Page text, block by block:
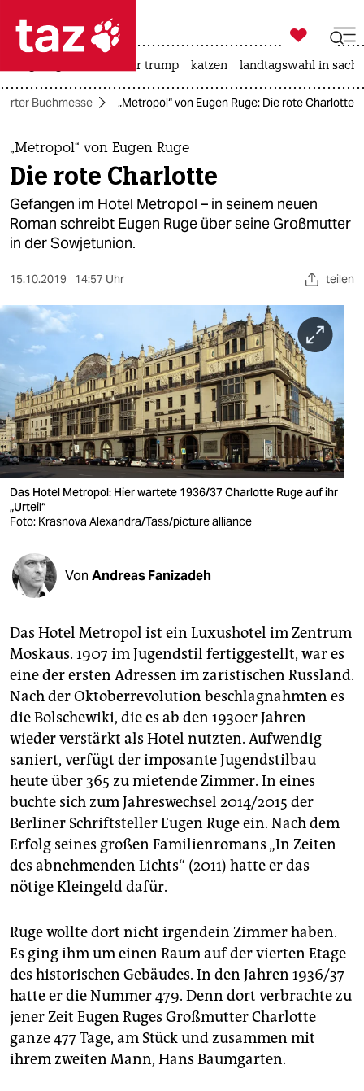
 taz zahl ich
taz zahl ich
themen
politik
öko
gesellschaft
sport
berlin
nord
wahrheit
verlag
verlag
shop
fragen & hilfe
unterstützen
abo
genossenschaft
epaper login

taz zahl ich
usa unter trump katzen landtagswahl in
Buchmesse „Metropol“ von Eugen Ruge: Die rote Charlotte
„Metropol“ von Eugen Ruge
Die rote Charlotte
Gefangen im Hotel Metropol – in seinem neuen
Roman schreibt Eugen Ruge über seine Großmutter
in der Sowjetunion.
15.10.2019 14:57 Uhr teilen
Das Hotel Metropol: Hier wartete 1936/37 Charlotte Ruge auf ihr
„Urteil“
Foto: Krasnova Alexandra/Tass/picture alliance
Von Andreas Fanizadeh
Das Hotel Metropol ist ein Luxushotel im Zentrum
Moskaus. 1907 im Jugendstil fertiggestellt, war es
eine der ersten Adressen im zaristischen Russland.
Nach der Oktoberrevolution beschlagnahmten es
die Bolschewiki, die es ab den 1930er Jahren
wieder verstärkt als Hotel nutzten. Aufwendig
saniert, verfügt der imposante Jugendstilbau
heute über 365 zu mietende Zimmer. In eines
buchte sich zum Jahreswechsel 2014/2015 der
Berliner Schriftsteller Eugen Ruge ein. Nach dem
Erfolg seines großen Familienromans „In Zeiten
des abnehmenden Lichts“ (2011) hatte er das
nötige Kleingeld dafür.
Ruge wollte dort nicht irgendein Zimmer haben.
Es ging ihm um einen Raum auf der vierten Etage
des historischen Gebäudes. In den Jahren 1936/37
hatte er die Nummer 479. Denn dort verbrachte zu
jener Zeit Eugen Ruges Großmutter Charlotte
ganze 477 Tage, am Stück und zusammen mit
ihrem zweiten Mann, Hans Baumgarten.